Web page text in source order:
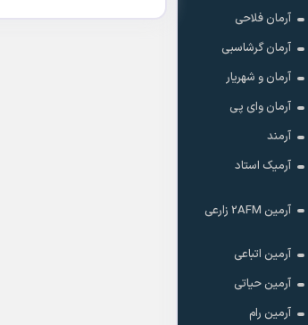
آرمان فلاحی
آرمان گرشاسبی
آرمان و شهریار
آرمان وای پی
آرمند
آرمیک استاد
آرمین 2AFM زارعی
آرمین اتباعی
آرمین حیاتی
آرمین رام